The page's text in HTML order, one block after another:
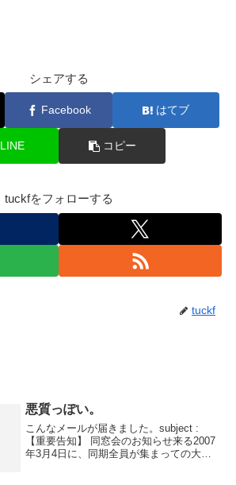
シェアする
Facebook はてブ
LINE コピー
tuckfをフォローする
tuckf
悪質っぽい。
こんなメールが届きました。subject :
【重要告知】 同窓会のお知らせ来る2007
年3月4日に、同期全員が集まっての大同